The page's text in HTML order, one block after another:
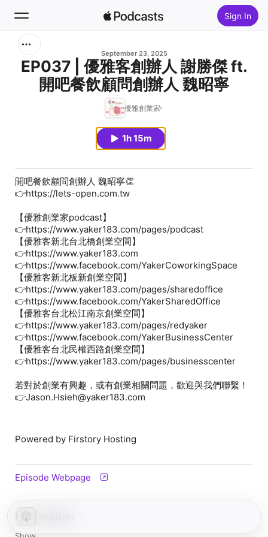
Sign In
Home
September 23, 2025
EP037 | 優雅客創辦人 謝勝傑 ft.
開吧餐飲顧問創辦人 魏昭寧
優雅創業家
1h 15m
開吧餐飲顧問創辦人 魏昭寧👏
👉https://lets-open.com.tw
【優雅創業家podcast】
👉https://www.yaker183.com/pages/podcast
【優雅客新北台北橋創業空間】
👉https://www.yaker183.com
👉https://www.facebook.com/YakerCoworkingSpace
【優雅客新北板新創業空間】
👉https://www.yaker183.com/pages/sharedoffice
👉https://www.facebook.com/YakerSharedOffice
【優雅客台北松江南京創業空間】
👉https://www.yaker183.com/pages/redyaker
👉https://www.facebook.com/YakerBusinessCenter
【優雅客台北民權西路創業空間】
👉https://www.yaker183.com/pages/businesscenter
若對於創業有興趣，或有創業相關問題，歡迎與我們聯繫！
👉Jason.Hsieh@yaker183.com
Powered by Firstory Hosting
Episode Webpage
Information